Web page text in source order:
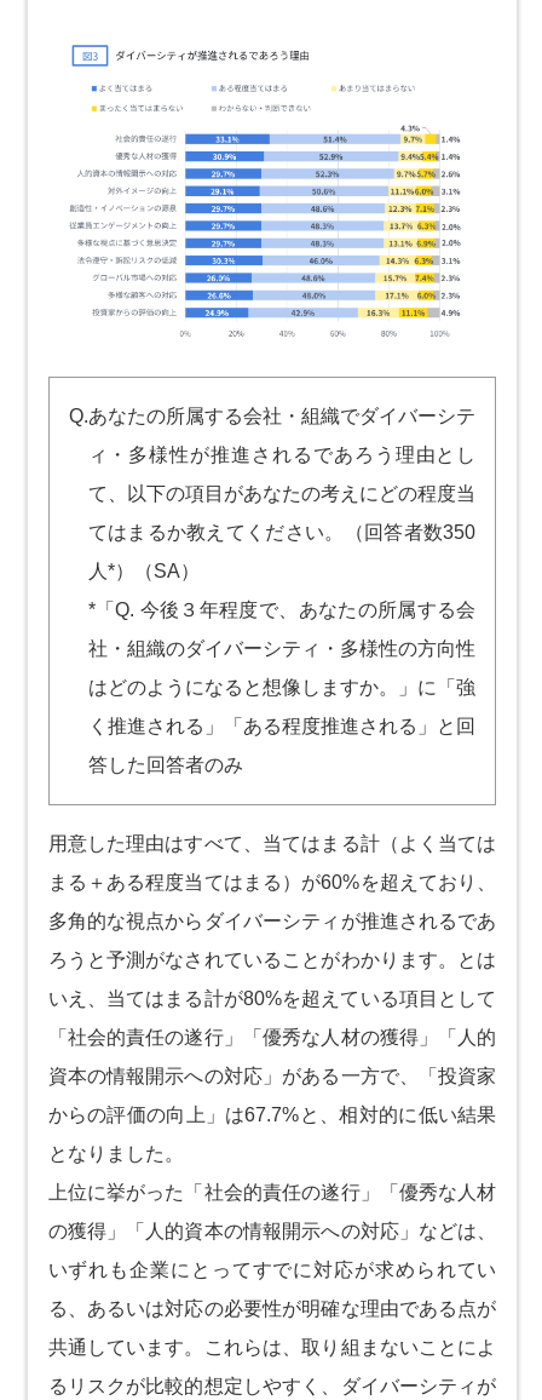
Q.あなたの所属する会社・組織でダイバーシテ
ィ・多様性が推進されるであろう理由とし
て、以下の項目があなたの考えにどの程度当
てはまるか教えてください。（回答者数350
人*）（SA）
*「Q. 今後３年程度で、あなたの所属する会
社・組織のダイバーシティ・多様性の方向性
はどのようになると想像しますか。」に「強
く推進される」「ある程度推進される」と回
答した回答者のみ
用意した理由はすべて、当てはまる計（よく当ては
まる＋ある程度当てはまる）が60%を超えており、
多角的な視点からダイバーシティが推進されるであ
ろうと予測がなされていることがわかります。とは
いえ、当てはまる計が80%を超えている項目として
「社会的責任の遂行」「優秀な人材の獲得」「人的
資本の情報開示への対応」がある一方で、「投資家
からの評価の向上」は67.7%と、相対的に低い結果
となりました。
上位に挙がった「社会的責任の遂行」「優秀な人材
の獲得」「人的資本の情報開示への対応」などは、
いずれも企業にとってすでに対応が求められてい
る、あるいは対応の必要性が明確な理由である点が
共通しています。これらは、取り組まないことによ
るリスクが比較的想定しやすく、ダイバーシティが